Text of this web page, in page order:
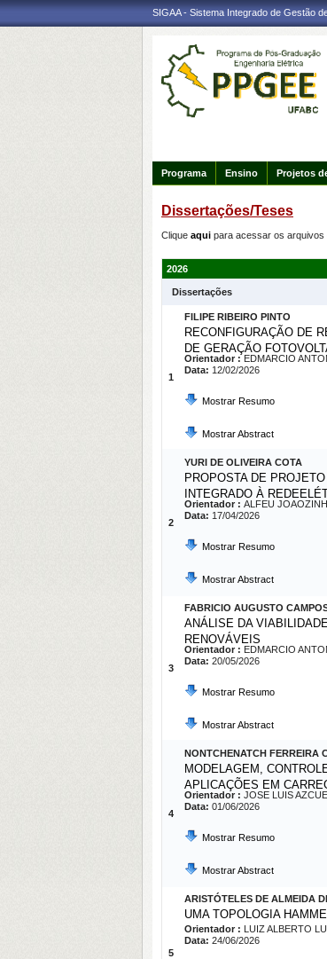
SIGAA - Sistema Integrado de Gestão
Programa Ensino Projetos
Dissertações/Teses
Clique aqui para acessar os arquivos
2026
Dissertações
1
FILIPE RIBEIRO PINTO
RECONFIGURAÇÃO DE
DE GERAÇÃO
Orientador : EDMARCIO
Data: 12/02/2026
Mostrar Resumo
Mostrar Abstract
2
YURI DE OLIVEIRA COTA
PROPOSTA DE
INTEGRADO À
Orientador : ALFEU
Data: 17/04/2026
Mostrar Resumo
Mostrar Abstract
3
FABRICIO AUGUSTO
ANÁLISE DA
RENOVÁVEIS
Orientador : EDMARCIO
Data: 20/05/2026
Mostrar Resumo
Mostrar Abstract
4
NONTCHENATCH FERREIRA
MODELAGEM,
APLICAÇÕES EM
Orientador : JOSE LUIS
Data: 01/06/2026
Mostrar Resumo
Mostrar Abstract
5
ARISTÓTELES DE ALMEIDA
UMA TOPOLOGIA
Orientador : LUIZ ALBERTO
Data: 24/06/2026